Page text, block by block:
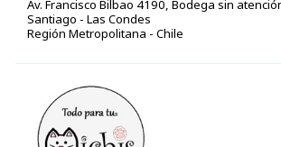
Av. Francisco Bilbao 4190, Bodega sin
Santiago - Las Condes
Región Metropolitana - Chile